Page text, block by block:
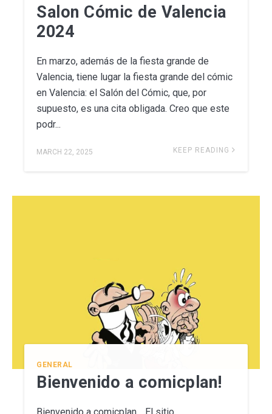
Salon Cómic de Valencia
2024
En marzo, además de la fiesta grande de
Valencia, tiene lugar la fiesta grande del cómic
en Valencia: el Salón del Cómic, que, por
supuesto, es una cita obligada. Creo que este
podr...
MARCH 22, 2025 KEEP READING
GENERAL
Bienvenido a comicplan!